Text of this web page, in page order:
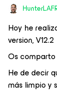
Hoy he
version, V12.2
Os
He de decir
más limpio y